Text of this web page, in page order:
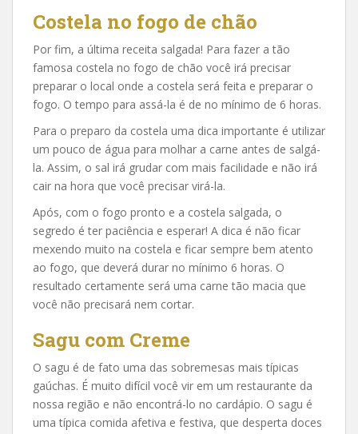
Costela no fogo de chão
Por fim, a última receita salgada! Para fazer a tão
famosa costela no fogo de chão você irá precisar
preparar o local onde a costela será feita e preparar o
fogo. O tempo para assá-la é de no mínimo de 6 horas.
Para o preparo da costela uma dica importante é utilizar
um pouco de água para molhar a carne antes de salgá-
la. Assim, o sal irá grudar com mais facilidade e não irá
cair na hora que você precisar virá-la.
Após, com o fogo pronto e a costela salgada, o
segredo é ter paciência e esperar! A dica é não ficar
mexendo muito na costela e ficar sempre bem atento
ao fogo, que deverá durar no mínimo 6 horas. O
resultado certamente será uma carne tão macia que
você não precisará nem cortar.
Sagu com Creme
O sagu é de fato uma das sobremesas mais típicas
gaúchas. É muito difícil você vir em um restaurante da
nossa região e não encontrá-lo no cardápio. O sagu é
uma típica comida afetiva e festiva, que desperta doces